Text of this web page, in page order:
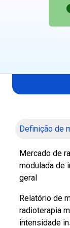
Definição de
Mercado de
modulada de
geral
Relatório de
radioterapia
intensidade